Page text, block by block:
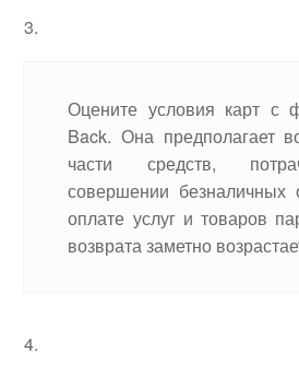
Оцените условия карт с
Back. Она предполагает
части средств,
совершении безналичных
оплате услуг и товаров
возврата заметно